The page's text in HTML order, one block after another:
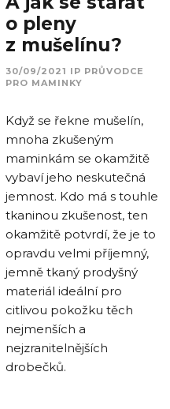
o pleny
z mušelínu?
30/09/2021 IP PRŮVODCE
PRO MAMINKY
Když se řekne mušelín,
mnoha zkušeným
maminkám se okamžitě
vybaví jeho neskutečná
jemnost. Kdo má s touhle
tkaninou zkušenost, ten
okamžitě potvrdí, že je to
opravdu velmi příjemný,
jemně tkaný prodyšný
materiál ideální pro
citlivou pokožku těch
nejmenších a
nejzranitelnějších
drobečků.